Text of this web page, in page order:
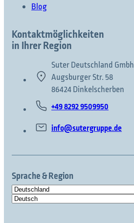
Blog
Kontaktmöglichkeiten
in Ihrer Region
Suter Deutschland Gmbh
Augsburger Str. 58
86424 Dinkelscherben
+49 8292 9509950
info@sutergruppe.de
Sprache & Region